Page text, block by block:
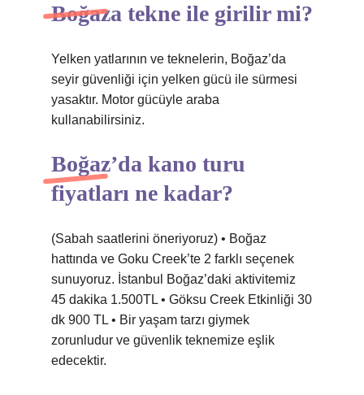
Boğaza tekne ile girilir mi?
Yelken yatlarının ve teknelerin, Boğaz’da
seyir güvenliği için yelken gücü ile sürmesi
yasaktır. Motor gücüyle araba
kullanabilirsiniz.
Boğaz’da kano turu
fiyatları ne kadar?
(Sabah saatlerini öneriyoruz) • Boğaz
hattında ve Goku Creek’te 2 farklı seçenek
sunuyoruz. İstanbul Boğaz’daki aktivitemiz
45 dakika 1.500TL • Göksu Creek Etkinliği 30
dk 900 TL • Bir yaşam tarzı giymek
zorunludur ve güvenlik teknemize eşlik
edecektir.